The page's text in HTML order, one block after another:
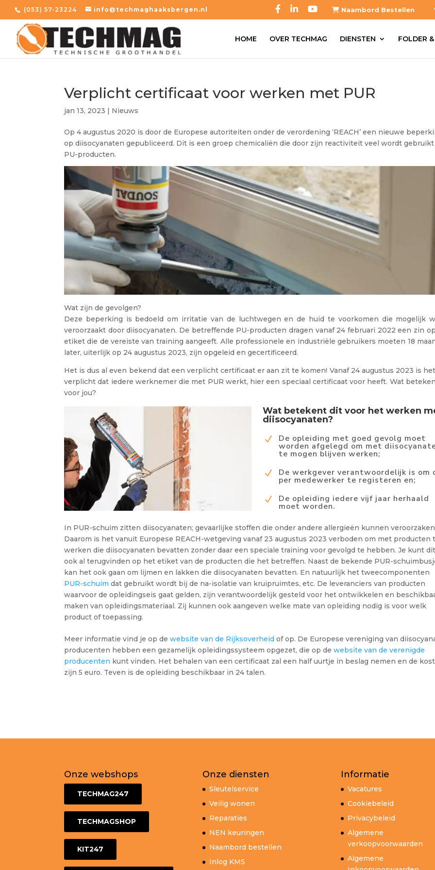
(053) 57-23224 info@techmaghaaksbergen.nl Naambord Bestellen
HOME OVER TECHMAG DIENSTEN FOLDER
Verplicht certificaat voor werken met PUR
jan 13, 2023 | Nieuws
Op 4 augustus 2020 is door de Europese autoriteiten onder de verordening ‘REACH’ een nieuwe
op diisocyanaten gepubliceerd. Dit is een groep chemicaliën die door zijn reactiviteit veel wordt
PU-producten.
Wat zijn de gevolgen?
Deze beperking is bedoeld om irritatie van de luchtwegen en de huid te voorkomen die mogelijk
veroorzaakt door diisocyanaten. De betreffende PU-producten dragen vanaf 24 februari 2022 een zin
etiket die de vereiste van training aangeeft. Alle professionele en industriële gebruikers moeten 18
later, uiterlijk op 24 augustus 2023, zijn opgeleid en gecertificeerd.
Het is dus al even bekend dat een verplicht certificaat er aan zit te komen! Vanaf 24 augustus 2023 is
verplicht dat iedere werknemer die met PUR werkt, hier een speciaal certificaat voor heeft. Wat
voor jou?
Wat betekent dit voor het werken
diisocyanaten?
N De opleiding met goed gevolg moet
worden afgelegd om met
te mogen blijven werken;
N De werkgever verantwoordelijk is om
per medewerker te registeren en;
N De opleiding iedere vijf jaar herhaald
moet worden.
In PUR-schuim zitten diisocyanaten; gevaarlijke stoffen die onder andere allergieën kunnen
Daarom is het vanuit Europese REACH-wetgeving vanaf 23 augustus 2023 verboden om met producten
werken die diisocyanaten bevatten zonder daar een speciale training voor gevolgd te hebben. Je kunt
ook al terugvinden op het etiket van de producten die het betreffen. Naast de bekende PUR-
kan het ook gaan om lijmen en lakken die diisocyanaten bevatten. En natuurlijk het tweecomponenten
PUR-schuim dat gebruikt wordt bij de na-isolatie van kruipruimtes, etc. De leveranciers van producten
waarvoor de opleidingseis gaat gelden, zijn verantwoordelijk gesteld voor het ontwikkelen en
maken van opleidingsmateriaal. Zij kunnen ook aangeven welke mate van opleiding nodig is voor welk
product of toepassing.
Meer informatie vind je op de website van de Rijksoverheid of op. De Europese vereniging van
producenten hebben een gezamelijk opleidingssysteem opgezet, die op de website van de verenigde
producenten kunt vinden. Het behalen van een certificaat zal een half uurtje in beslag nemen en de
zijn 5 euro. Teven is de opleiding beschikbaar in 24 talen.
Onze webshops
TECHMAG247
TECHMAGSHOP
KIT247
Onze diensten
Sleutelservice
Veilig wonen
Reparaties
NEN keuringen
Naambord bestellen
Inlog KMS
Informatie
Vacatures
Cookiebeleid
Privacybeleid
Algemene
verkoopvoorwaarden
Algemene